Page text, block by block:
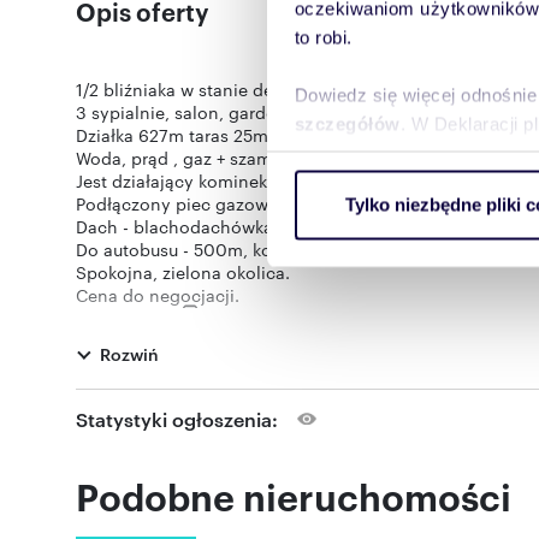
oczekiwaniom
to robi.
Dowiedz się więcej
szczegółów . W Deklaracji
ruch w naszej witrynie.
reklamowym i
uzyskanymi podczas
Tylko niezbędne pliki
Opis oferty
1/2 bliźniaka w stanie deweloperskim w Pruszkowie (
3 sypialnie, salon, garderoba, 2 łazienki, kuchnia,
Działka 627m taras 25m, balkon ok 5m.
Woda, prąd , gaz + szambo
Jest działający kominek; kanały z ciepłym powietrzem
Podłączony piec gazowy
Dach - blachodachówka
Do autobusu - 500m, kolej ( stacja w Ożarowie maz. )- 1,5
Spokojna, zielona okolica.
Cena do negocjacji.
Zamieszczona oferta nie stanowi oferty w rozumieniu
Numer oferty: 7210/3098/ODS
Rozwiń
Statystyki ogłoszenia:
Podobne nieruchomości